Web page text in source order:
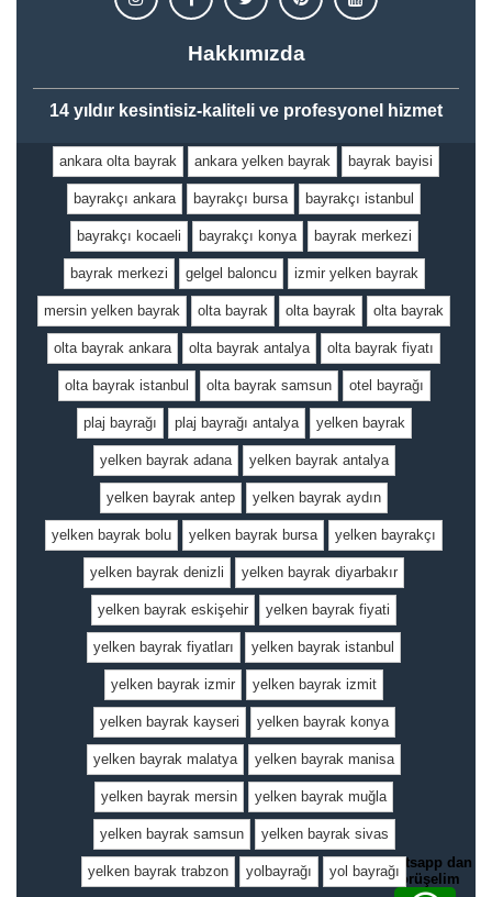
whatsapp dan
görüşelim
Hakkımızda
14 yıldır kesintisiz-kaliteli ve profesyonel hizmet
ankara olta bayrak ankara yelken bayrak bayrak bayisi
bayrakçı ankara bayrakçı bursa bayrakçı istanbul
bayrakçı kocaeli bayrakçı konya bayrak merkezi
bayrak merkezi gelgel baloncu izmir yelken bayrak
mersin yelken bayrak olta bayrak olta bayrak olta bayrak
olta bayrak ankara olta bayrak antalya olta bayrak fiyatı
olta bayrak istanbul olta bayrak samsun otel bayrağı
plaj bayrağı plaj bayrağı antalya yelken bayrak
yelken bayrak adana yelken bayrak antalya
yelken bayrak antep yelken bayrak aydın
yelken bayrak bolu yelken bayrak bursa yelken bayrakçı
yelken bayrak denizli yelken bayrak diyarbakır
yelken bayrak eskişehir yelken bayrak fiyati
yelken bayrak fiyatları yelken bayrak istanbul
yelken bayrak izmir yelken bayrak izmit
yelken bayrak kayseri yelken bayrak konya
yelken bayrak malatya yelken bayrak manisa
yelken bayrak mersin yelken bayrak muğla
yelken bayrak samsun yelken bayrak sivas
yelken bayrak trabzon yolbayrağı yol bayrağı